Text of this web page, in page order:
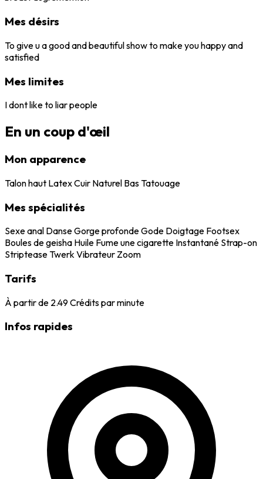
Mes désirs
To give u a good and beautiful show to make you happy and
satisfied
Mes limites
I dont like to liar people
En un coup d'œil
Mon apparence
Talon haut LatexCuir Naturel BasTatouage
Mes spécialités
Sexe anal DanseGorge profondeGode Doigtage Footsex
Boules de geisha Huile Fume une cigarette Instantané Strap-on
StripteaseTwerkVibrateur Zoom
Tarifs
À partir de 2.49Crédits par minute
Infos rapides